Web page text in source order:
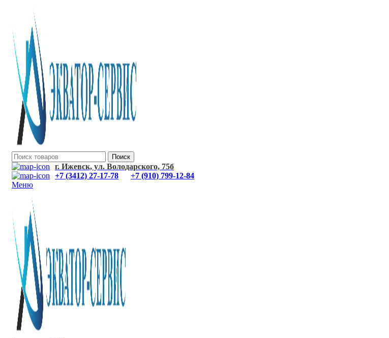
Поиск
г. Ижевск, ул. Володарского, 75б
+7 (3412) 27-17-78
+7 (910) 799-12-84
Меню